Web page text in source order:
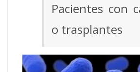
Pacientes con
o trasplantes